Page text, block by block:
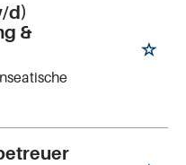
d)
&